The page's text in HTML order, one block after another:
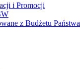
i Promocji
z Budżetu Państwa